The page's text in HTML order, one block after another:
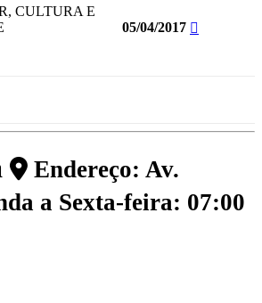
CULTURA E
05/04/2017
Endereço: Av.
a Sexta-feira: 07:00